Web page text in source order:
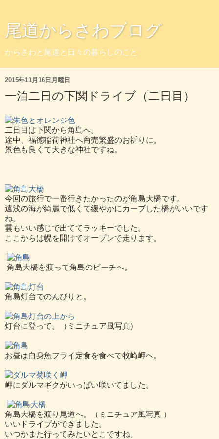
尾道からさわブログ
からさわと尾道と日々の暮らしのこと
2015年11月16日月曜日
一泊二日の下関ドライブ（二日目）
二日目は下関から角島へ。
途中、福徳稲荷神社へ商売繁盛のお祈りに。
景色も良くて大きな神社ですね。
今回の旅行で一番行きたかったのが角島大橋です。
遠浅の海が綺麗で低くて緩やかにカーブした橋がいいです
ね。
雲もいい感じで出ててラッキーでした。
ここからは幌を開けてオープンで走ります。
角島大橋を渡って角島のビーチへ。
角島灯台でのんびりと。
灯台に登って。（ミニチュア風写真）
お昼は白身魚フライ定食を食べて牧崎岬へ。
岬にダルマギクがいっぱい咲いてました。
角島大橋を渡り尾道へ。（ミニチュア風写真 ）
いいドライブができました。
いつかまた行ってみたいとこですね。